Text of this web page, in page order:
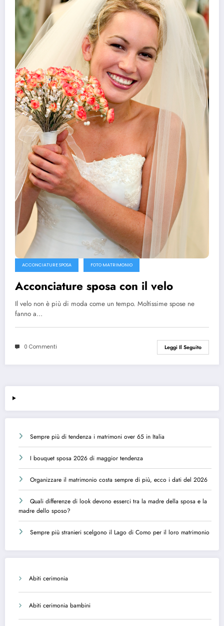
ACCONCIATURE SPOSA FOTO MATRIMONIO
Acconciature sposa con il velo
Il velo non è più di moda come un tempo. Moltissime spose ne
fanno a…
0 Commenti Leggi Il Seguito
Sempre più di tendenza i matrimoni over 65 in Italia
I bouquet sposa 2026 di maggior tendenza
Organizzare il matrimonio costa sempre di più, ecco i dati del 2026
Quali differenze di look devono esserci tra la madre della sposa e la
madre dello sposo?
Sempre più stranieri scelgono il Lago di Como per il loro matrimonio
Abiti cerimonia
Abiti cerimonia bambini